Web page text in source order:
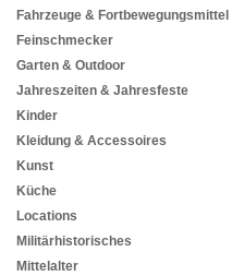
Fahrzeuge & Fortbewegungsmittel
Feinschmecker
Garten & Outdoor
Jahreszeiten & Jahresfeste
Kinder
Kleidung & Accessoires
Kunst
Küche
Locations
Militärhistorisches
Mittelalter